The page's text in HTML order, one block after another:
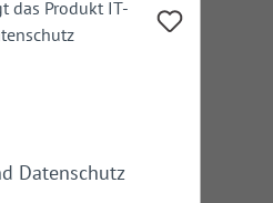
Datenschutz